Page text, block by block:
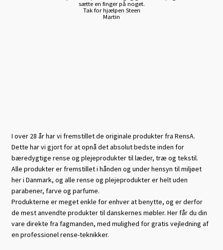
sætte en finger på noget.
Tak for hjælpen Steen
Martin
I over 28 år har vi fremstillet de originale produkter fra RensA.
Dette har vi gjort for at opnå det absolut bedste inden for
bæredygtige rense og plejeprodukter til læder, træ og tekstil.
Alle produkter er fremstillet i hånden og under hensyn til miljøet
her i Danmark, og alle rense og plejeprodukter er helt uden
parabener, farve og parfume.
Produkterne er meget enkle for enhver at benytte, og er derfor
de mest anvendte produkter til danskernes møbler. Her får du din
vare direkte fra fagmanden, med mulighed for gratis vejledning af
en professionel rense-teknikker.